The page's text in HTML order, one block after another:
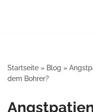
Startseite » Blog »
dem Bohrer?